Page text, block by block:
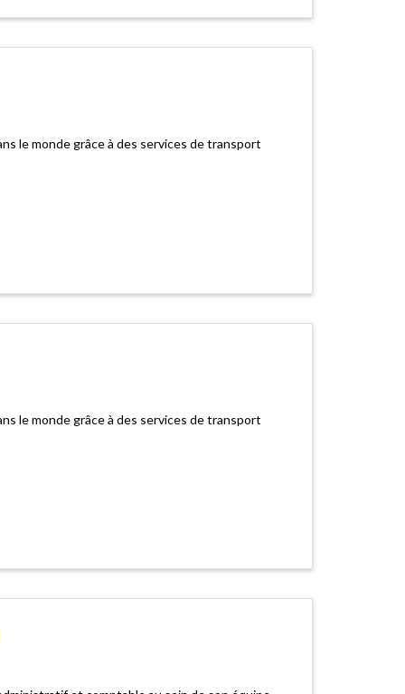
le monde grâce à des services de transport
le monde grâce à des services de transport